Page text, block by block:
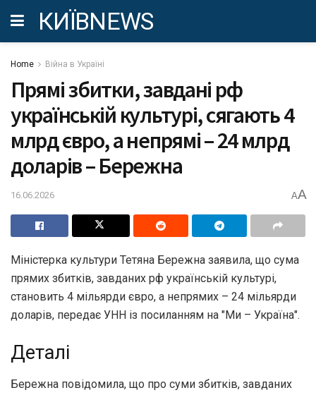
КИЇВNEWS
Home Війна в Україні
Прямі збитки, завдані рф
українській культурі, сягають 4
млрд євро, а непрямі – 24 млрд
доларів – Бережна
16.06.2026 AA
Міністерка культури Тетяна Бережна заявила, що сума
прямих збитків, завданих рф українській культурі,
становить 4 мільярди євро, а непрямих – 24 мільярди
доларів, передає УНН із посиланням на "Ми – Україна".
Деталі
Бережна повідомила, що про суми збитків, завданих